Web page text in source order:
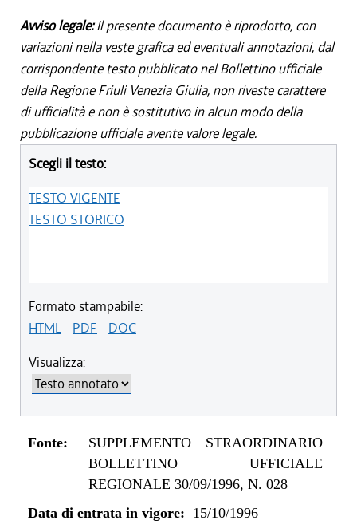
Avviso legale:Il presente documento è riprodotto, con
variazioni nella veste grafica ed eventuali annotazioni, dal
corrispondente testo pubblicato nel Bollettino ufficiale
della Regione Friuli Venezia Giulia, non riveste carattere
di ufficialità e non è sostitutivo in alcun modo della
pubblicazione ufficiale avente valore legale.
Scegli il testo:
TESTO VIGENTE
TESTO STORICO
Formato stampabile:
HTML- PDF - DOC
Visualizza:
Fonte:
SUPPLEMENTO STRAORDINARIO
BOLLETTINO UFFICIALE
REGIONALE 30/09/1996, N. 028
Data di entrata in vigore: 15/10/1996